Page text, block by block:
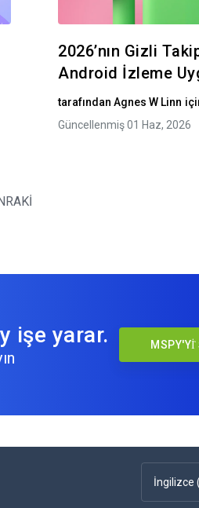
Bağlantıyı kopyala
2026’nın Gizli
Android İzleme
tarafındanAgnes W Linn
Güncellenmiş 01 Haz, 2026
işe yarar. MSPY'Yİ
İngilizce